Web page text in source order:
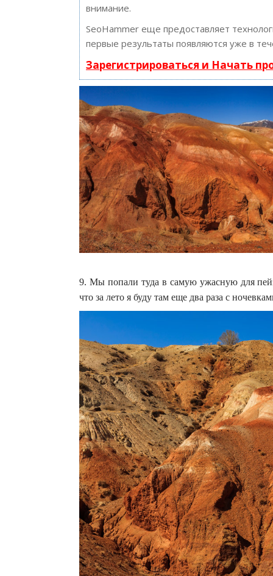
внимание.
SeoHammer еще предоставляет
первые результаты появляются уже в
Зарегистрироваться и Начать
9. Мы попали туда в самую ужасную для
что за лето я буду там еще два раза с